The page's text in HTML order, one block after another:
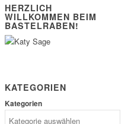
HERZLICH
WILLKOMMEN BEIM
BASTELRABEN!
KATEGORIEN
Kategorien